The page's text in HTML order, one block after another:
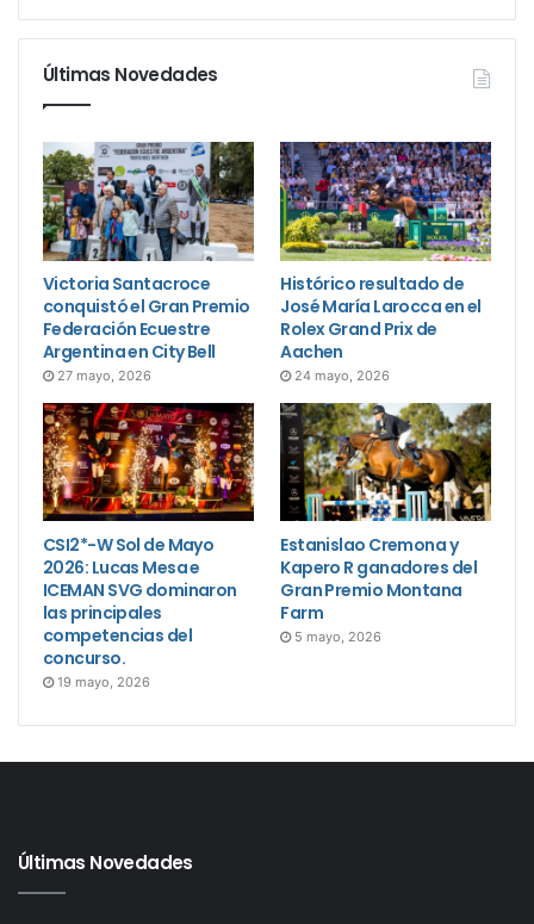
Últimas Novedades
Victoria Santacroce
conquistó el Gran Premio
Federación Ecuestre
Argentina en City Bell
27 mayo, 2026
Histórico resultado de
José María Larocca en el
Rolex Grand Prix de
Aachen
24 mayo, 2026
CSI2*-W Sol de Mayo
2026: Lucas Mesa e
ICEMAN SVG dominaron
las principales
competencias del
concurso.
19 mayo, 2026
Estanislao Cremona y
Kapero R ganadores del
Gran Premio Montana
Farm
5 mayo, 2026
Últimas Novedades